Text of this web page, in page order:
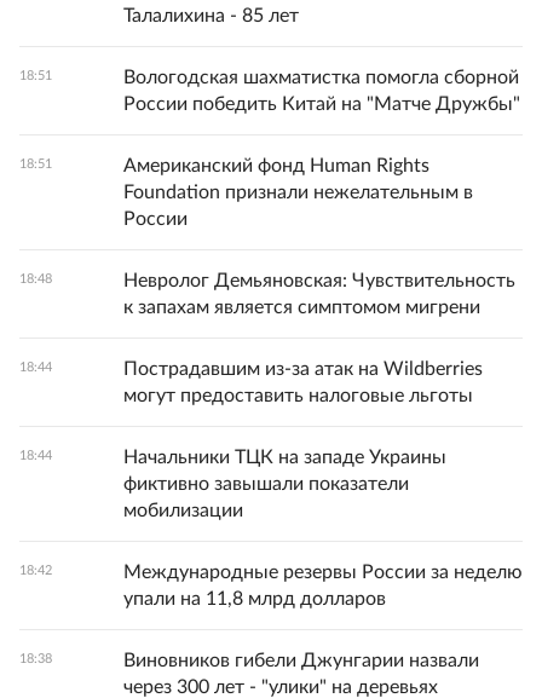
Талалихина - 85 лет
18:51
Вологодская шахматистка помогла сборной
России победить Китай на "Матче Дружбы"
18:51
Американский фонд Human Rights
Foundation признали нежелательным в
России
18:48
Невролог Демьяновская: Чувствительность
к запахам является симптомом мигрени
18:44
Пострадавшим из-за атак на Wildberries
могут предоставить налоговые льготы
18:44
Начальники ТЦК на западе Украины
фиктивно завышали показатели
мобилизации
18:42
Международные резервы России за неделю
упали на 11,8 млрд долларов
18:38
Виновников гибели Джунгарии назвали
через 300 лет - "улики" на деревьях